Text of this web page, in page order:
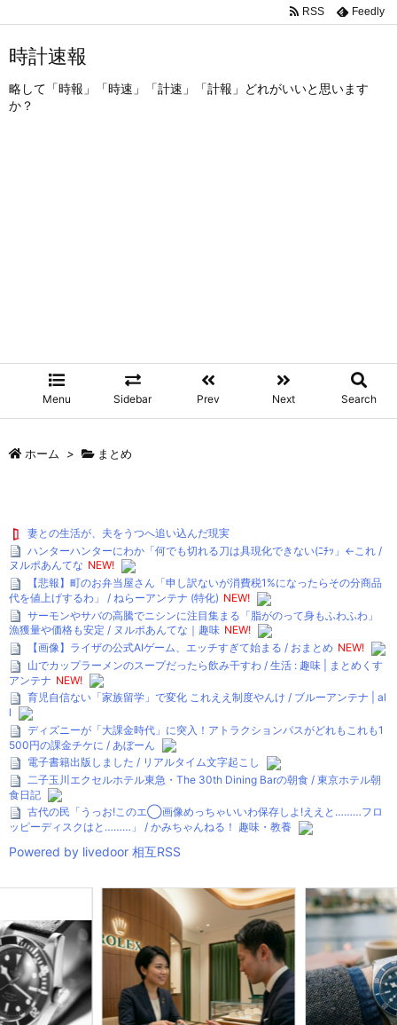
時計速報
略して「時報」「時速」「計速」「計報」どれがいいと思います
か？
Menu Sidebar Prev Next Search
RSS Feedly
ホーム > まとめ
妻との生活が、夫をうつへ追い込んだ現実
ハンターハンターにわか「何でも切れる刀は具現化できない(ﾆﾁｯ」←これ /
ヌルポあんてな NEW!
【悲報】町のお弁当屋さん「申し訳ないが消費税1%になったらその分商品
代を値上げするわ」 / ねらーアンテナ (特化) NEW!
サーモンやサバの高騰でニシンに注目集まる「脂がのって身もふわふわ」
漁獲量や価格も安定 / ヌルポあんてな｜趣味 NEW!
【画像】ライザの公式AIゲーム、エッチすぎて始まる / おまとめ NEW!
山でカップラーメンのスープだったら飲み干すわ / 生活 : 趣味 | まとめくす
アンテナ NEW!
育児自信ない「家族留学」で変化 これええ制度やんけ / ブルーアンテナ | al
l
ディズニーが「大課金時代」に突入！アトラクションパスがどれもこれも1
500円の課金チケに / あぼーん
電子書籍出版しました / リアルタイム文字起こし
二子玉川エクセルホテル東急・The 30th Dining Barの朝食 / 東京ホテル朝
食日記
古代の民「うっお!このエ◯画像めっちゃいいわ保存しよ!ええと………フロ
ッピーディスクはと………」 / かみちゃんねる！ 趣味・教養
Powered by livedoor 相互RSS